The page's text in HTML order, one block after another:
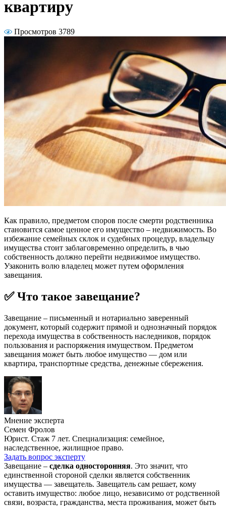
квартиру
Просмотров 3789
Как правило, предметом споров после смерти родственника
становится самое ценное его имущество – недвижимость. Во
избежание семейных склок и судебных процедур, владельцу
имущества стоит заблаговременно определить, в чью
собственность должно перейти недвижимое имущество.
Узаконить волю владелец может путем оформления
завещания.
✅ Что такое завещание?
Завещание – письменный и нотариально заверенный
документ, который содержит прямой и однозначный порядок
перехода имущества в собственность наследников, порядок
пользования и распоряжения имуществом. Предметом
завещания может быть любое имущество — дом или
квартира, транспортные средства, денежные сбережения.
Мнение эксперта
Семен Фролов
Юрист. Стаж 7 лет. Специализация: семейное,
наследственное, жилищное право.
Задать вопрос эксперту
Завещание – сделка односторонняя. Это значит, что
единственной стороной сделки является собственник
имущества — завещатель. Завещатель сам решает, кому
оставить имущество: любое лицо, независимо от родственной
связи, возраста, гражданства, места проживания, может быть